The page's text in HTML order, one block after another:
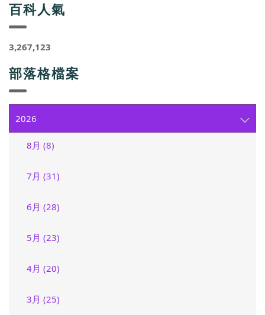
百科人氣
3,267,123
部落格檔案
2026
8月 (8)
7月 (31)
6月 (28)
5月 (23)
4月 (20)
3月 (25)